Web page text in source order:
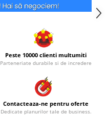
Peste 10000 clienti multumiti
Parteneriate durabile si de incredere
Contacteaza-ne pentru oferte
Dedicate planurilor tale de business.